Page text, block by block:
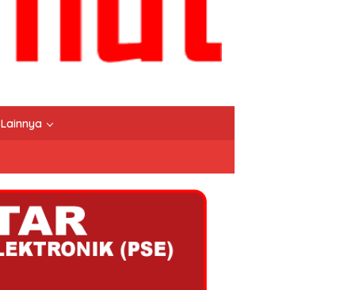
Lainnya